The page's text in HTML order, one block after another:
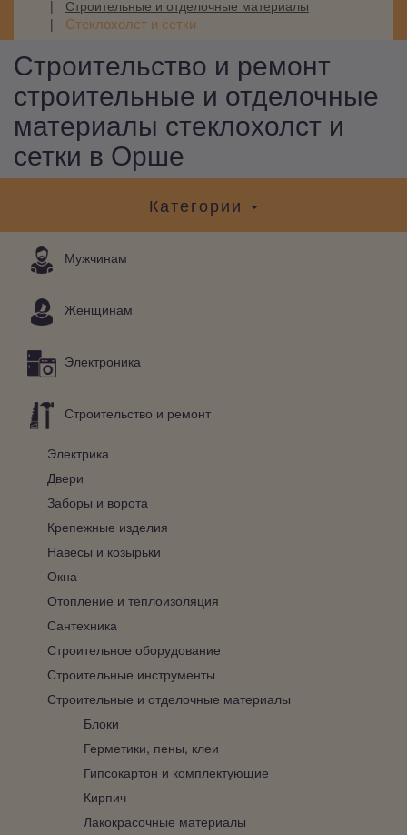
Строительные и отделочные материалы
Стеклохолст и сетки
Строительство и ремонт
строительные и отделочные
материалы стеклохолст и
сетки в Орше
Категории
Мужчинам
Женщинам
Электроника
Строительство и ремонт
Электрика
Двери
Заборы и ворота
Крепежные изделия
Навесы и козырьки
Окна
Отопление и теплоизоляция
Сантехника
Строительное оборудование
Строительные инструменты
Строительные и отделочные материалы
Блоки
Герметики, пены, клеи
Гипсокартон и комплектующие
Кирпич
Лакокрасочные материалы